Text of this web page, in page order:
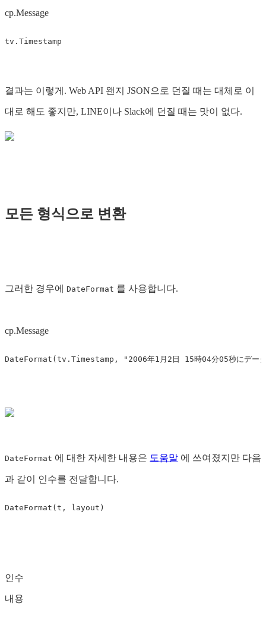
cp.Message
결과는 이렇게. Web API 왠지 JSON으로 던질 때는 대체로 이
대로 해도 좋지만, LINE이나 Slack에 던질 때는 맛이 없다.
모든 형식으로 변환
그러한 경우에 DateFormat 를 사용합니다.
cp.Message
DateFormat 에 대한 자세한 내용은 도움말 에 쓰여졌지만 다음
과 같이 인수를 전달합니다.
인수
내용